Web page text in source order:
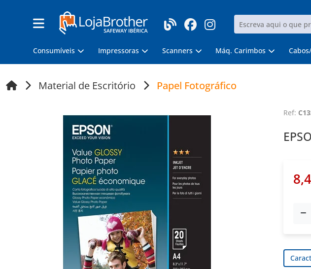
Consumíveis Impressoras Scanners Máq. Carimbos
Material de Escritório Papel Fotográfico
Ref: